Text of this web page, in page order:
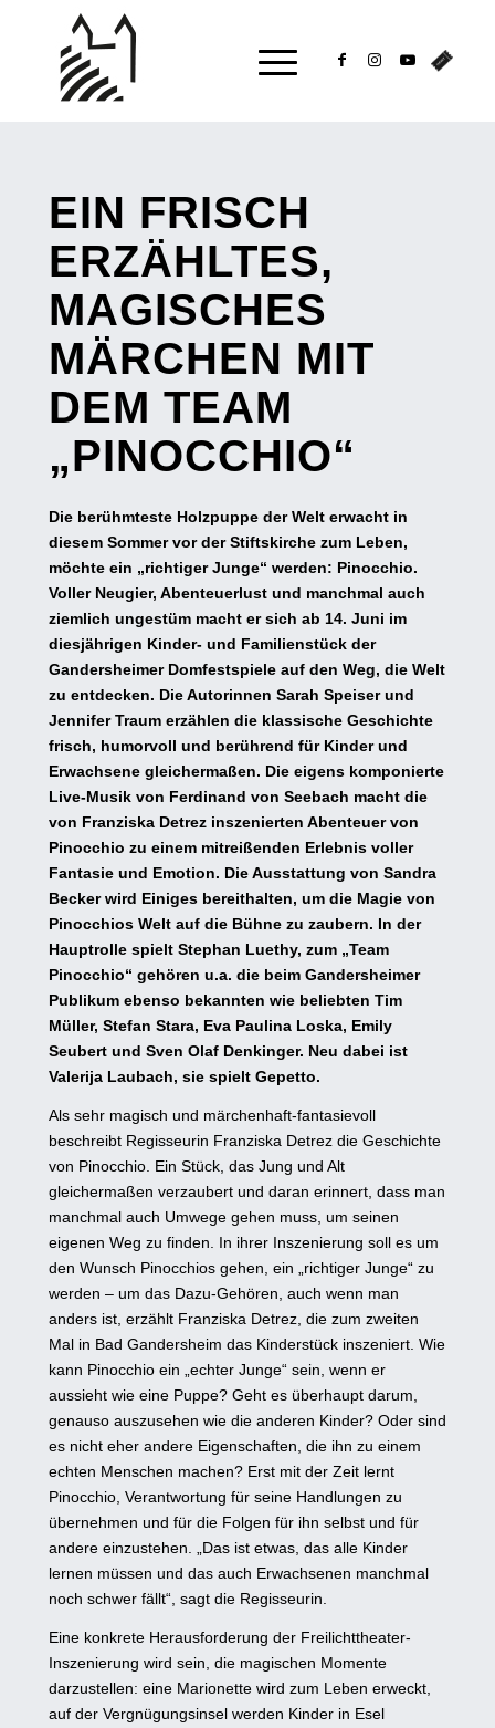
EIN FRISCH
ERZÄHLTES,
MAGISCHES
MÄRCHEN MIT
DEM TEAM
„PINOCCHIO“
Die berühmteste Holzpuppe der Welt erwacht in
diesem Sommer vor der Stiftskirche zum Leben,
möchte ein „richtiger Junge“ werden: Pinocchio.
Voller Neugier, Abenteuerlust und manchmal auch
ziemlich ungestüm macht er sich ab 14. Juni im
diesjährigen Kinder- und Familienstück der
Gandersheimer Domfestspiele auf den Weg, die Welt
zu entdecken. Die Autorinnen Sarah Speiser und
Jennifer Traum erzählen die klassische Geschichte
frisch, humorvoll und berührend für Kinder und
Erwachsene gleichermaßen. Die eigens komponierte
Live-Musik von Ferdinand von Seebach macht die
von Franziska Detrez inszenierten Abenteuer von
Pinocchio zu einem mitreißenden Erlebnis voller
Fantasie und Emotion. Die Ausstattung von Sandra
Becker wird Einiges bereithalten, um die Magie von
Pinocchios Welt auf die Bühne zu zaubern. In der
Hauptrolle spielt Stephan Luethy, zum „Team
Pinocchio“ gehören u.a. die beim Gandersheimer
Publikum ebenso bekannten wie beliebten Tim
Müller, Stefan Stara, Eva Paulina Loska, Emily
Seubert und Sven Olaf Denkinger. Neu dabei ist
Valerija Laubach, sie spielt Gepetto.
Als sehr magisch und märchenhaft-fantasievoll
beschreibt Regisseurin Franziska Detrez die Geschichte
von Pinocchio. Ein Stück, das Jung und Alt
gleichermaßen verzaubert und daran erinnert, dass man
manchmal auch Umwege gehen muss, um seinen
eigenen Weg zu finden. In ihrer Inszenierung soll es um
den Wunsch Pinocchios gehen, ein „richtiger Junge“ zu
werden – um das Dazu-Gehören, auch wenn man
anders ist, erzählt Franziska Detrez, die zum zweiten
Mal in Bad Gandersheim das Kinderstück inszeniert. Wie
kann Pinocchio ein „echter Junge“ sein, wenn er
aussieht wie eine Puppe? Geht es überhaupt darum,
genauso auszusehen wie die anderen Kinder? Oder sind
es nicht eher andere Eigenschaften, die ihn zu einem
echten Menschen machen? Erst mit der Zeit lernt
Pinocchio, Verantwortung für seine Handlungen zu
übernehmen und für die Folgen für ihn selbst und für
andere einzustehen. „Das ist etwas, das alle Kinder
lernen müssen und das auch Erwachsenen manchmal
noch schwer fällt“, sagt die Regisseurin.
Eine konkrete Herausforderung der Freilichttheater-
Inszenierung wird sein, die magischen Momente
darzustellen: eine Marionette wird zum Leben erweckt,
auf der Vergnügungsinsel werden Kinder in Esel